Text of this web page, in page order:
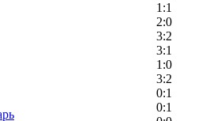
1:1
2:0
3:2
3:1
1:0
3:2
0:1
0:1